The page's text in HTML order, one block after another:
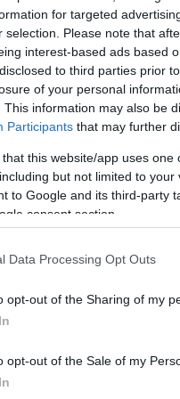
for targeted
selection. Please note that
interest-based ads based
to third parties prior
of your personal
This information may also be
Participants that may further
that this website/app uses
but not limited to
to Google and its third-party
consent section.
Data Processing Opt Outs
opt-out of the Sharing of my
opt-out of the Sale of my
, ο οποίος
ΕΡΤ, «Το δίχτυ».
η ελληνική ταινία
παραγωγής 1954,
ΔΙΑΦΗΜΙΣΗ